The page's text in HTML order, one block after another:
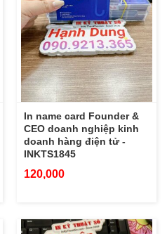
In name card Founder &
CEO doanh nghiệp kinh
doanh hàng điện tử -
INKTS1845
120,000